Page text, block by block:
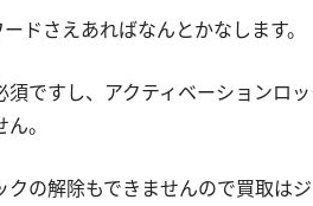
ドさえあればなんとかなします。
須ですし、アクティベーションロ
。
の解除もできませんので買取は